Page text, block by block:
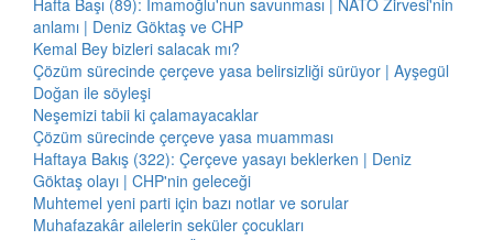
Hafta Başı (89): İmamoğlu'nun savunması | NATO Zirvesi'nin
anlamı | Deniz Göktaş ve CHP
Kemal Bey bizleri salacak mı?
Çözüm sürecinde çerçeve yasa belirsizliği sürüyor | Ayşegül
Doğan ile söyleşi
Neşemizi tabii ki çalamayacaklar
Çözüm sürecinde çerçeve yasa muamması
Haftaya Bakış (322): Çerçeve yasayı beklerken | Deniz
Göktaş olayı | CHP'nin geleceği
Muhtemel yeni parti için bazı notlar ve sorular
Muhafazakâr ailelerin seküler çocukları